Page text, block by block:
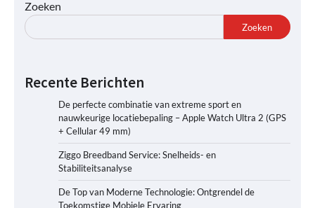
Zoeken
Zoeken
Recente Berichten
De perfecte combinatie van extreme sport en
nauwkeurige locatiebepaling – Apple Watch Ultra 2 (GPS
+ Cellular 49 mm)
Ziggo Breedband Service: Snelheids- en
Stabiliteitsanalyse
De Top van Moderne Technologie: Ontgrendel de
Toekomstige Mobiele Ervaring